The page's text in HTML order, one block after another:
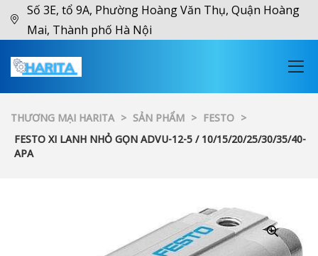
Số 3E, tổ 9A, Phường Hoàng Văn Thụ, Quận Hoàng
Mai, Thành phố Hà Nội
THƯƠNG MẠI HARITA > SẢN PHẨM > FESTO >
FESTO XI LANH NHỎ GỌN ADVU-12-5 / 10/15/20/25/30/35/40-
APA